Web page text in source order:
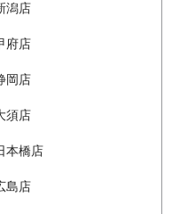
潟店
府店
岡店
須店
本橋店
島店